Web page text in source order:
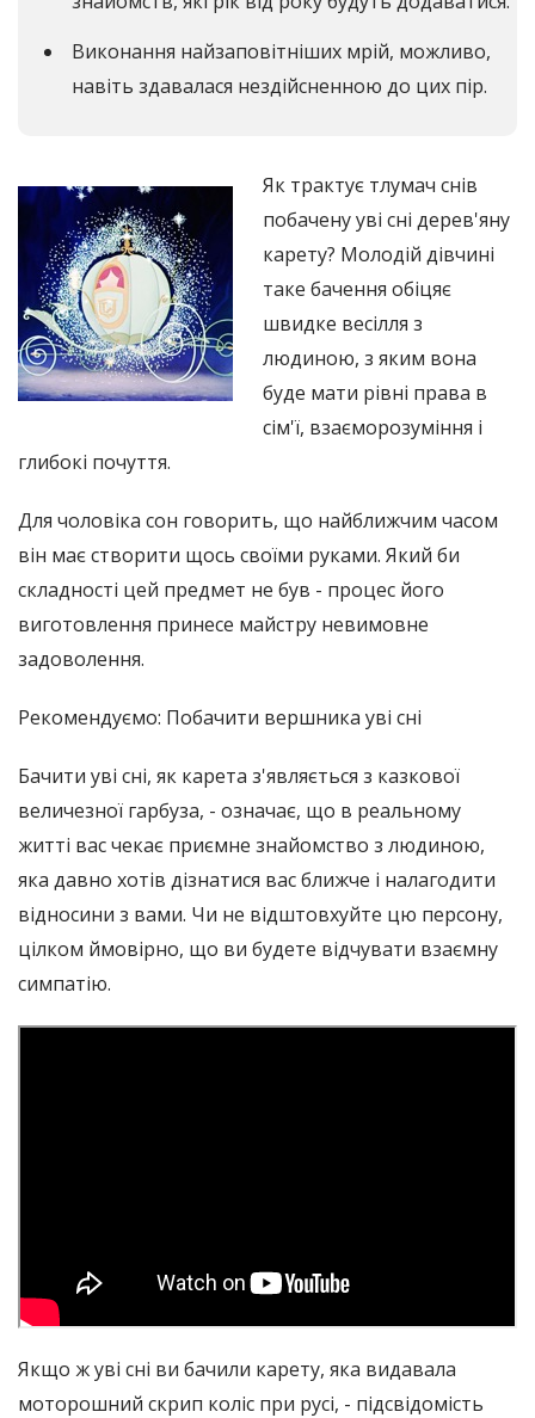
Виконання найзаповітніших мрій, можливо,
навіть здавалася нездійсненною до цих пір.
Як трактує тлумач снів
побачену уві сні дерев'яну
карету? Молодій дівчині
таке бачення обіцяє
швидке весілля з
людиною, з яким вона
буде мати рівні права в
сім'ї, взаєморозуміння і
глибокі почуття.
Для чоловіка сон говорить, що найближчим часом
він має створити щось своїми руками. Який би
складності цей предмет не був - процес його
виготовлення принесе майстру невимовне
задоволення.
Рекомендуємо: Побачити вершника уві сні
Бачити уві сні, як карета з'являється з казкової
величезної гарбуза, - означає, що в реальному
житті вас чекає приємне знайомство з людиною,
яка давно хотів дізнатися вас ближче і налагодити
відносини з вами. Чи не відштовхуйте цю персону,
цілком ймовірно, що ви будете відчувати взаємну
симпатію.
Якщо ж уві сні ви бачили карету, яка видавала
моторошний скрип коліс при русі, - підсвідомість